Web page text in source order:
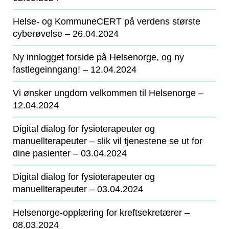
Helse- og KommuneCERT på verdens største
cyberøvelse ‒ 26.04.2024
Ny innlogget forside på Helsenorge, og ny
fastlegeinngang! ‒ 12.04.2024
Vi ønsker ungdom velkommen til Helsenorge ‒
12.04.2024
Digital dialog for fysioterapeuter og
manuellterapeuter – slik vil tjenestene se ut for
dine pasienter ‒ 03.04.2024
Digital dialog for fysioterapeuter og
manuellterapeuter ‒ 03.04.2024
Helsenorge-opplæring for kreftsekretærer ‒
08.03.2024